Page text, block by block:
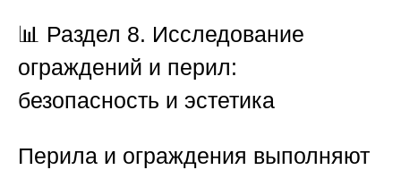
📊 Раздел 8. Исследование
ограждений и перил:
безопасность и эстетика
Перила и ограждения выполняют